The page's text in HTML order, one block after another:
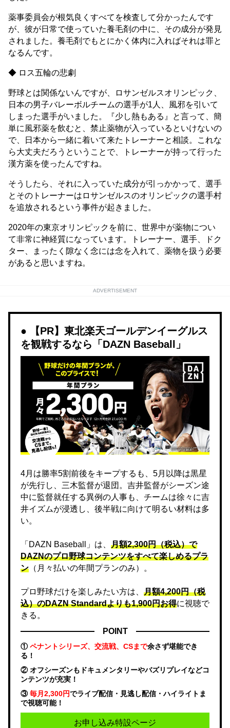
薬事委員会が根気良くすべてを検査して分かったんです
が、彼が日常で使っていた養毛剤の中に、その成分が発見
されました。養毛剤でもとにかく体内に入ればそれは罪と
なるんです。
◆ ロス五輪の悲劇
野球とは関係ないんですが、ロサンゼルスオリンピック、
日本の男子バレーボルチームの選手が1人、風邪を引いて
しまった選手がいました。『少し熱もある』と言って、簡
単に風邪薬を飲むと、禁止薬物が入っているといけないの
で、日本から一緒に着いて来たトレーナーと相談。これな
ら大丈夫だろうということで、トレーナーが持って行った
漢方薬を使ったんですね。
そうしたら、それに入っていた成分が引っかかって、選手
とそのトレーナーはロサンゼルスのオリンピックの選手村
を追放されるという事件が起きました。
2020年の東京オリンピックを前に、世界中が薬物につい
て非常に神経質になっています。トレーナー、選手、ドク
ター、まったく隙なく念には念を入れて、薬物を扱う必要
があると思いますね。
ADVERTISEMENT
【PR】東北楽天ゴールデンイーグルス
を観戦するなら「DAZN Baseball」
4月は勝率5割前後をキープするも、5月以降は黒星
が先行し、三木監督が退団。吉井監督がシーズン途
中に監督就任する異例の人事も、チームは徐々に吉
井イズムが浸透し、後半戦に向けて明るい材料は多
い。
「DAZN Baseball」は、 月額2,300円（税込）で
DAZNのプロ野球コンテンツをすべて楽しめるプラ
ン （月々払いの年間プランのみ）。
プロ野球だけを楽しみたい方は、 月額4,200円（税
込）のDAZN Standard​よりも1,900円お得に視聴で
きる。
POINT
①ペナントシリーズ、交流戦、CSまで余さず堪能でき
る！
② オフシーズンもドキュメンタリーやバズリプレイなどコ
ンテンツが充実！
③毎月2,300円でライブ配信・見逃し配信・ハイライトま
で視聴可能！
お申し込み特設ページ